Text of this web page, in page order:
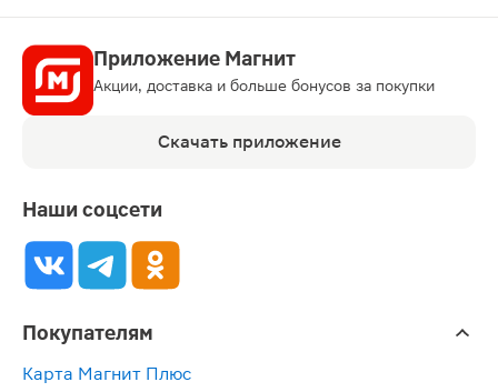
Приложение Магнит
Акции, доставка и больше бонусов за покупки
Скачать приложение
Наши соцсети
Покупателям
Карта Магнит Плюс